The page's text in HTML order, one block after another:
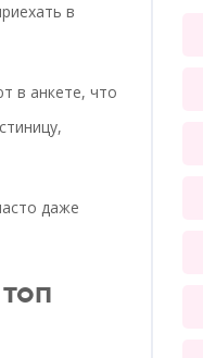
в
в анкете, что
даже